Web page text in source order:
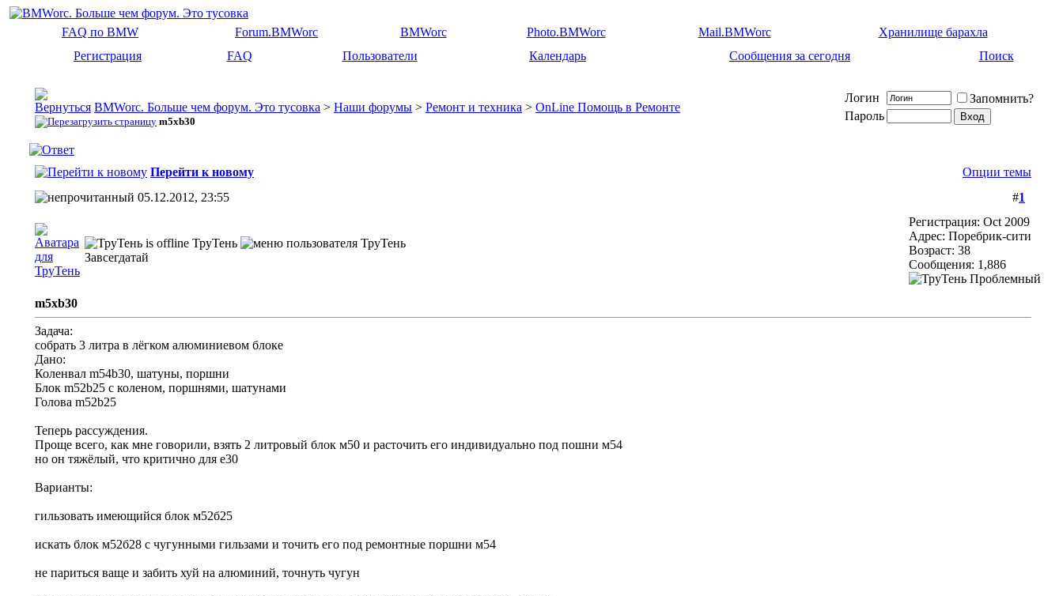
FAQ по BMW Forum.BMWorc BMWorc Photo.BMWorc Mail.BMWorc
Хранилище барахла
Регистрация
FAQ Пользователи Календарь Сообщения за сегодня Поиск
BMWorc. Больше чем форум. Это тусовка > Наши форумы > Ремонт и техника > OnLine Помощь в Ремонте
m5xb30
Логин
Запомнить?
Пароль
Перейти к новому
Опции темы
#1
05.12.2012, 23:55
ТруТень
Завсегдатай
Регистрация: Oct 2009
Адрес: Поребрик-сити
Возраст: 38
Сообщения: 1,886
m5xb30
Задача:
собрать 3 литра в лёгком алюминиевом блоке
Дано:
Коленвал m54b30, шатуны, поршни
Блок m52b25 с коленом, поршнями, шатунами
Голова m52b25
Теперь рассуждения.
Проще всего, как мне говорили, взять 2 литровый блок м50 и расточить его индивидуально под пошни м54
но он тяжёлый, что критично для е30
Варианты:
гильзовать имеющийся блок м52б25
искать блок м52б28 с чугунными гильзами и точить его под ремонтные поршни м54
не париться ваще и забить хуй на алюминий, точнуть чугун